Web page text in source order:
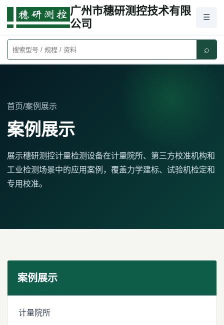
广州市穗研测控技术有限
公司
☰
⌕
首页/案例展示
案例展示
展示穗研测控计量检测设备在计量院所、第三方校准机构和
工业检测场景中的应用案例，覆盖力学建标、试验机检定和
专用校准。
案例展示
计量院所